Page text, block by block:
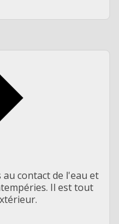
contact de l'eau et
Il est tout